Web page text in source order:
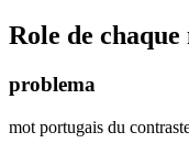
Role de chaque
problema
mot portugais du